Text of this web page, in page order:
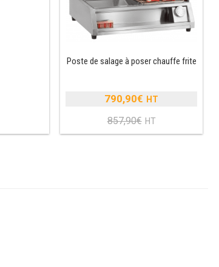
Poste de salage à poser chauffe frite
857,90€
prix
initial
790,90€
Le
prix